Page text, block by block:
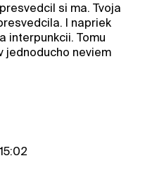
si ma. Tvoja
I napriek
interpunkcii. Tomu
jednoducho neviem